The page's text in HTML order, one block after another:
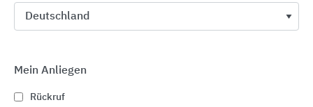
Mein Anliegen
Rückruf